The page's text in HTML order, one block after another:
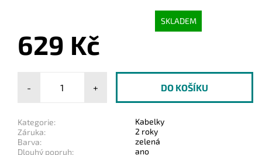
SKLADEM
629 Kč
- +
Kategorie:
Kabelky
Záruka:
2 roky
Barva:
zelená
Dlouhý popruh:
ano